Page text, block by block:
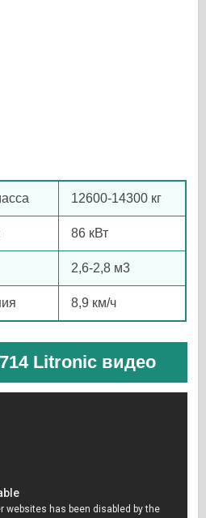
12600-14300 кг
86 кВт
2,6-2,8 м3
8,9 км/ч
Litronic видео